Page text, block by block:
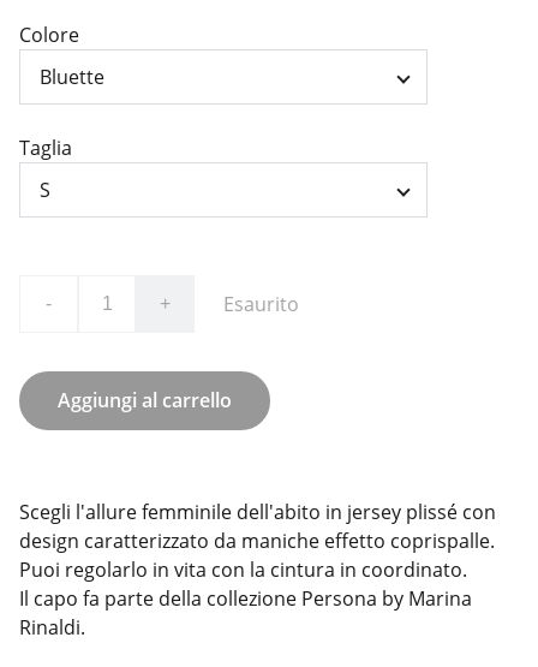
Colore
Taglia
- + Esaurito
Aggiungi al carrello
Scegli l'allure femminile dell'abito in jersey plissé con
design caratterizzato da maniche effetto coprispalle.
Puoi regolarlo in vita con la cintura in coordinato.
Il capo fa parte della collezione Persona by Marina
Rinaldi.